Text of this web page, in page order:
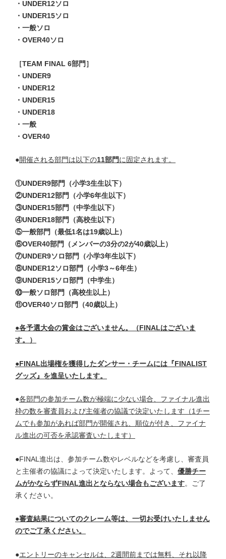
・UNDER12ソロ
・UNDER15ソロ
・一般ソロ
・OVER40ソロ
［TEAM FINAL 6部門］
・UNDER9
・UNDER12
・UNDER15
・UNDER18
・一般
・OVER40
●開催される部門は以下の11部門に固定されます。
①UNDER9部門（小学3生生以下）
②UNDER12部門（小学6年生以下）
③UNDER15部門（中学生以下）
④UNDER18部門（高校生以下）
⑤一般部門（最低1名は19歳以上）
⑥OVER40部門（メンバーの3分の2が40歳以上）
⑦UNDER9ソロ部門（小学3年生以下）
⑧UNDER12ソロ部門（小学3～6年生）
⑨UNDER15ソロ部門（中学生）
⑩一般ソロ部門（高校生以上）
⑪OVER40ソロ部門（40歳以上）
●各予選大会の賞金はございません。（FINALはございま
す。）
●FINAL出場権を獲得したダンサー・チームには『FINALIST
グッズ』を進呈いたします。
●各部門の参加チーム数が極端に少ない場合、ファイナル進出
枠の数を審査員および主催者の協議で決定いたします（1チー
ムでも参加があれば部門が開催され、順位が付き、ファイナ
ル進出の可否を承認審査いたします）
●FINAL進出は、参加チーム数やレベルなどを考慮し、審査員
と主催者の協議によって決定いたします。よって、 優勝チー
ムがかならずFINAL進出とならない場合もございます。ご了
承ください。
●審査結果についてのクレーム等は、一切お受けいたしません
のでご了承ください。
●エントリーのキャンセルは、2週間前までは無料、それ以降